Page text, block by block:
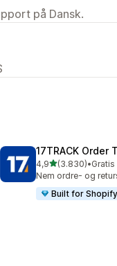
på Dansk.
17TRACK Order
4,9ud af 5 stjerner
(3.830)
3830 anmeldelser i
•
Nem ordre- og
Built for Shopify